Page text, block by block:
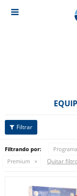

Filtrando por:
Premium
Quitar